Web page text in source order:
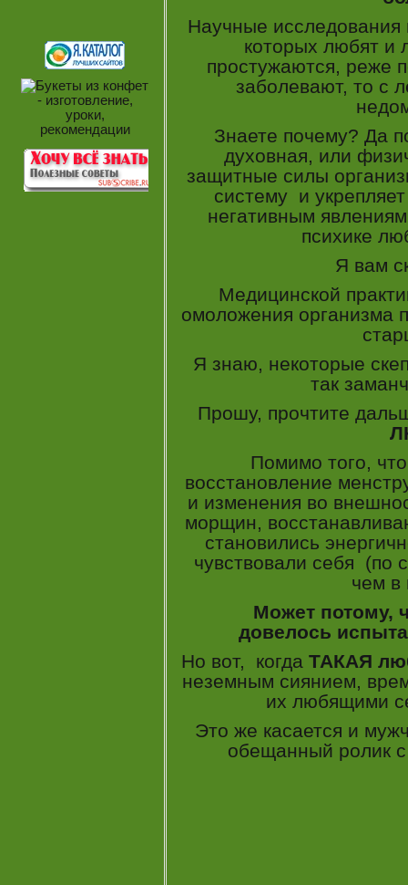
Научные
которых любят
простужаются, реже
заболевают, то с
Знаете почему? Да
духовная, или
защитные силы
систему и
негативным
психике
Я вам
Медицинской
омоложения организма
Я знаю, некоторые
так
Прошу, прочтите
Помимо того,
восстановление
и изменения во
морщин,
становились
чувствовали себя
чем в
Может потому,
довелось
Но вот, когда ТАКАЯ
неземным сиянием,
их любящими
Это же касается и
обещанный ролик